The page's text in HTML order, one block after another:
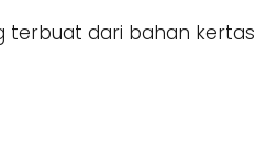
terbuat dari bahan